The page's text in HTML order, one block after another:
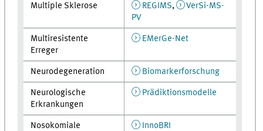
Multiple Sklerose REGIMS,
VerSi-MS-
PV
Multiresistente
Erreger
EMerGe-Net
Neurodegeneration Biomarkerforschung
Neurologische
Erkrankungen
Prädiktionsmodelle
Nosokomiale
InnoBRI